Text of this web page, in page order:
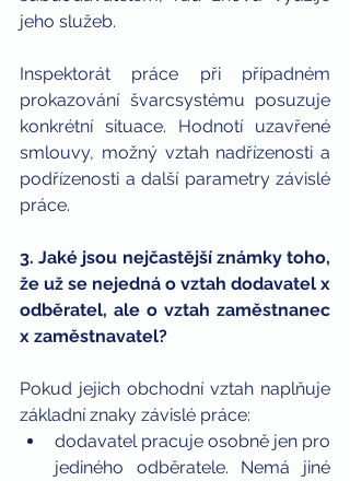
jeho služeb.
Inspektorát práce při případném
prokazování švarcsystému posuzuje
konkrétní situace. Hodnotí uzavřené
smlouvy, možný vztah nadřízenosti a
podřízenosti a další parametry závislé
práce.
3. Jaké jsou nejčastější známky toho,
že už se nejedná o vztah dodavatel x
odběratel, ale o vztah zaměstnanec
x zaměstnavatel?
Pokud jejich obchodní vztah naplňuje
základní znaky závislé práce:
dodavatel pracuje osobně jen pro
jediného odběratele. Nemá jiné